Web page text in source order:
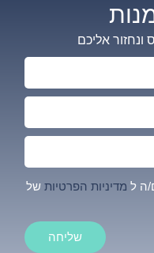
אליכם
ה ל מדיניות הפרטיות של
שליחה